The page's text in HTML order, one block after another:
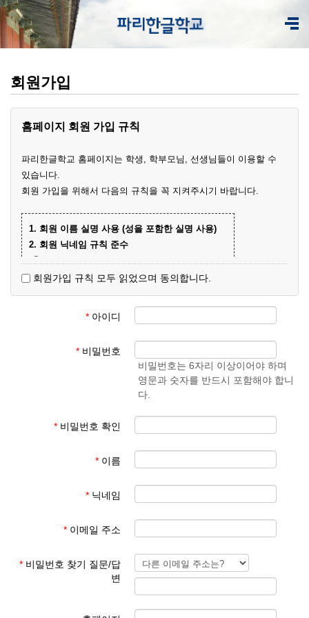
회원가입
홈페이지 회원 가입 규칙
파리한글학교 홈페이지는 학생, 학부모님, 선생님들이 이용할 수
있습니다.
회원 가입을 위해서 다음의 규칙을 꼭 지켜주시기 바랍니다.
1. 회원 이름 실명 사용 (성을 포함한 실명 사용)
2. 회원 닉네임 규칙 준수
① 학부모 회원 닉네임
- 학생 이름+엄마(아빠)
(예)
엄마
김예
준엄
마
(예)
김예
3. 회원 이메일은 입학원서에 기재된 이메일 주소
회원 가입 후 회원 승인에 평균 1일이 소요됩니다.
한글학교 회원이 아닌 분들이 특정한 사유로 홈페이지를 이용하기
파리한글학교 홈페이지 관리자
회원가입 규칙 모두 읽었으며 동의합니다.
* 아이디
* 비밀번호
비밀번호는 6자리 이상이어야 하며
영문과 숫자를 반드시 포함해야 합니
다.
* 비밀번호 확인
* 이름
* 닉네임
* 이메일 주소
* 비밀번호 찾기 질문/답
변